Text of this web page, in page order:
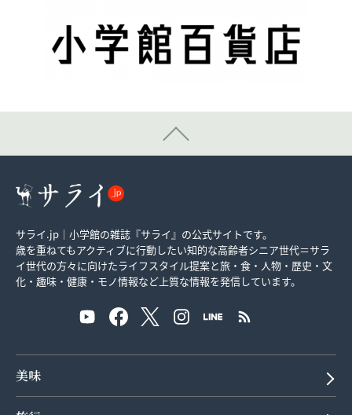
サライ.jp｜小学館の雑誌『サライ』の公式サイトです。
歳を重ねてもアクティブに行動したい知的な高齢者シニア世代＝サラ
イ世代の方々に向けたライフスタイル提案と旅・食・人物・歴史・文
化・趣味・健康・モノ情報など上質な情報を発信しています。
美味